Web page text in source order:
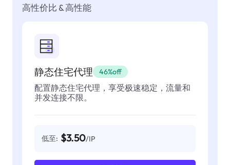
高性价比 & 高性能
静态住宅代理 46%off
配置静态住宅代理，享受极速稳定，流量和
并发连接不限。
低至: $3.50/IP